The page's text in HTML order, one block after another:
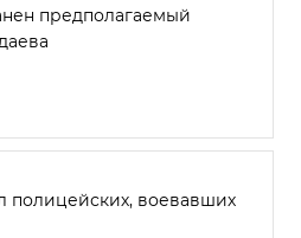
предполагаемый
полицейских, воевавших